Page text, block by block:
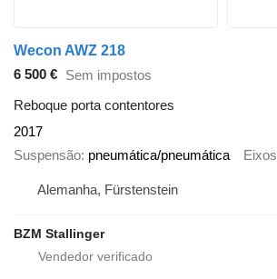
Wecon AWZ 218
6 500 € Sem impostos
Reboque porta contentores
2017
Suspensão pneumática/pneumática Eixos
Alemanha, Fürstenstein
BZM Stallinger